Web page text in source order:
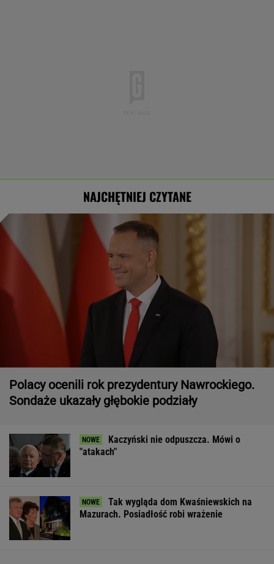
NAJCHĘTNIEJ CZYTANE
Polacy ocenili rok prezydentury Nawrockiego.
Sondaże ukazały głębokie podziały
Kaczyński nie odpuszcza. Mówi o
"atakach"
Tak wygląda dom Kwaśniewskich na
Mazurach. Posiadłość robi wrażenie